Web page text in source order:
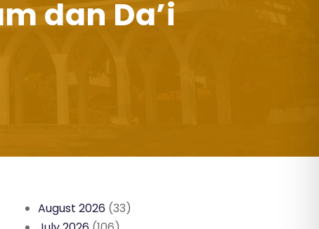
dan Da’i
August 2026 (33)